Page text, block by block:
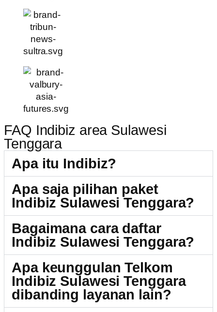
FAQ Indibiz area Sulawesi
Tenggara
Apa itu Indibiz?
Apa saja pilihan paket
Indibiz Sulawesi Tenggara?
Bagaimana cara daftar
Indibiz Sulawesi Tenggara?
Apa keunggulan Telkom
Indibiz Sulawesi Tenggara
dibanding layanan lain?